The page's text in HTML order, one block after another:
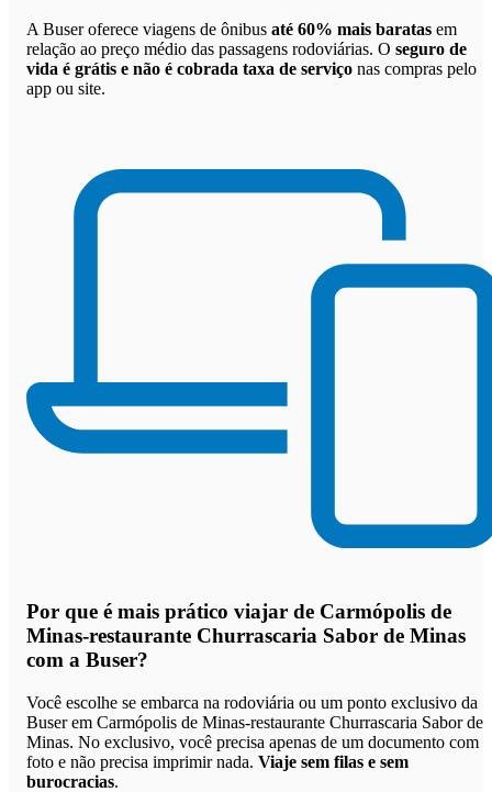
A Buser oferece viagens de ônibus até 60% mais baratas em
relação ao preço médio das passagens rodoviárias. O seguro de
vida é grátis e não é cobrada taxa de serviço nas compras pelo
app ou site.
Por que é mais prático viajar de Carmópolis de
Minas-restaurante Churrascaria Sabor de Minas
com a Buser?
Você escolhe se embarca na rodoviária ou um ponto exclusivo da
Buser em Carmópolis de Minas-restaurante Churrascaria Sabor de
Minas. No exclusivo, você precisa apenas de um documento com
foto e não precisa imprimir nada. Viaje sem filas e sem
burocracias.